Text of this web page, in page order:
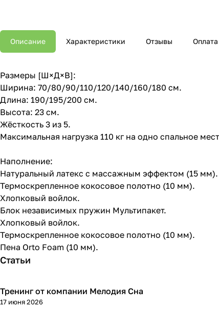
Описание Характеристики Отзывы Оплата
Размеры [Ш×Д×В]:
Ширина: 70/80/90/110/120/140/160/180 см.
Длина: 190/195/200 см.
Высота: 23 см.
Жёсткость 3 из 5.
Максимальная нагрузка 110 кг на одно спальное
Наполнение:
Натуральный латекс с массажным эффектом (15 мм).
Термоскрепленное кокосовое полотно (10 мм).
Хлопковый войлок.
Блок независимых пружин Мультипакет.
Хлопковый войлок.
Термоскрепленное кокосовое полотно (10 мм).
Пена Orto Foam (10 мм).
Статьи
Тренинг от компании Мелодия Сна
17 июня 2026